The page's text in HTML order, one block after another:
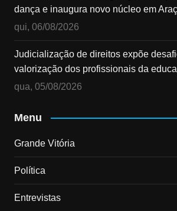
dança e inaugura novo núcleo em
qui, 06/08/2026
Judicialização de direitos expõe
valorização dos profissionais da
qua, 05/08/2026
Menu
Grande Vitória
Política
Entrevistas